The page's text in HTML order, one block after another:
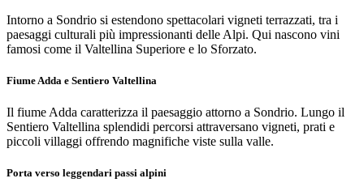
Intorno a Sondrio si estendono spettacolari vigneti terrazzati, tra i
paesaggi culturali più impressionanti delle Alpi. Qui nascono vini
famosi come il Valtellina Superiore e lo Sforzato.
Fiume Adda e Sentiero Valtellina
Il fiume Adda caratterizza il paesaggio attorno a Sondrio. Lungo il
Sentiero Valtellina splendidi percorsi attraversano vigneti, prati e
piccoli villaggi offrendo magnifiche viste sulla valle.
Porta verso leggendari passi alpini